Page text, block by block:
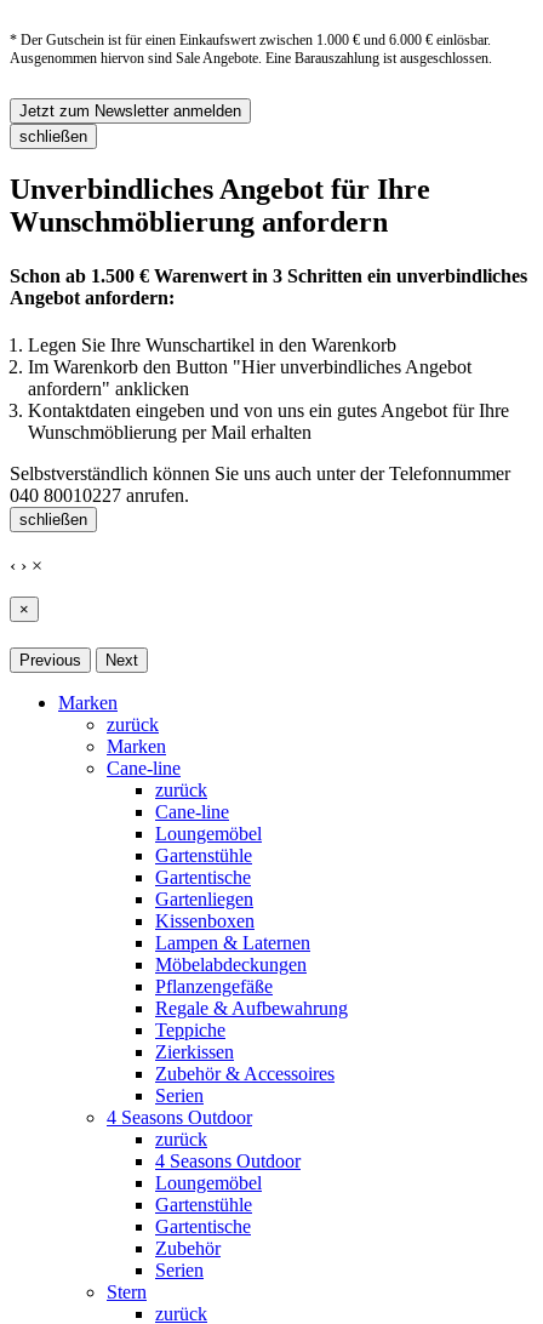
* Der Gutschein ist für einen Einkaufswert zwischen 1.000 € und 6.000 € einlösbar.
Ausgenommen hiervon sind Sale Angebote. Eine Barauszahlung ist ausgeschlossen.
Jetzt zum Newsletter anmelden
schließen
Unverbindliches Angebot für Ihre
Wunschmöblierung anfordern
Schon ab 1.500 € Warenwert in 3 Schritten ein unverbindliches
Angebot anfordern:
Legen Sie Ihre Wunschartikel in den Warenkorb
Im Warenkorb den Button "Hier unverbindliches Angebot
anfordern" anklicken
Kontaktdaten eingeben und von uns ein gutes Angebot für Ihre
Wunschmöblierung per Mail erhalten
Selbstverständlich können Sie uns auch unter der Telefonnummer
040 80010227 anrufen.
schließen
‹ › ×
×
Previous Next
Marken
zurück
Marken
Cane-line
zurück
Cane-line
Loungemöbel
Gartenstühle
Gartentische
Gartenliegen
Kissenboxen
Lampen & Laternen
Möbelabdeckungen
Pflanzengefäße
Regale & Aufbewahrung
Teppiche
Zierkissen
Zubehör & Accessoires
Serien
4 Seasons Outdoor
zurück
4 Seasons Outdoor
Loungemöbel
Gartenstühle
Gartentische
Zubehör
Serien
Stern
zurück